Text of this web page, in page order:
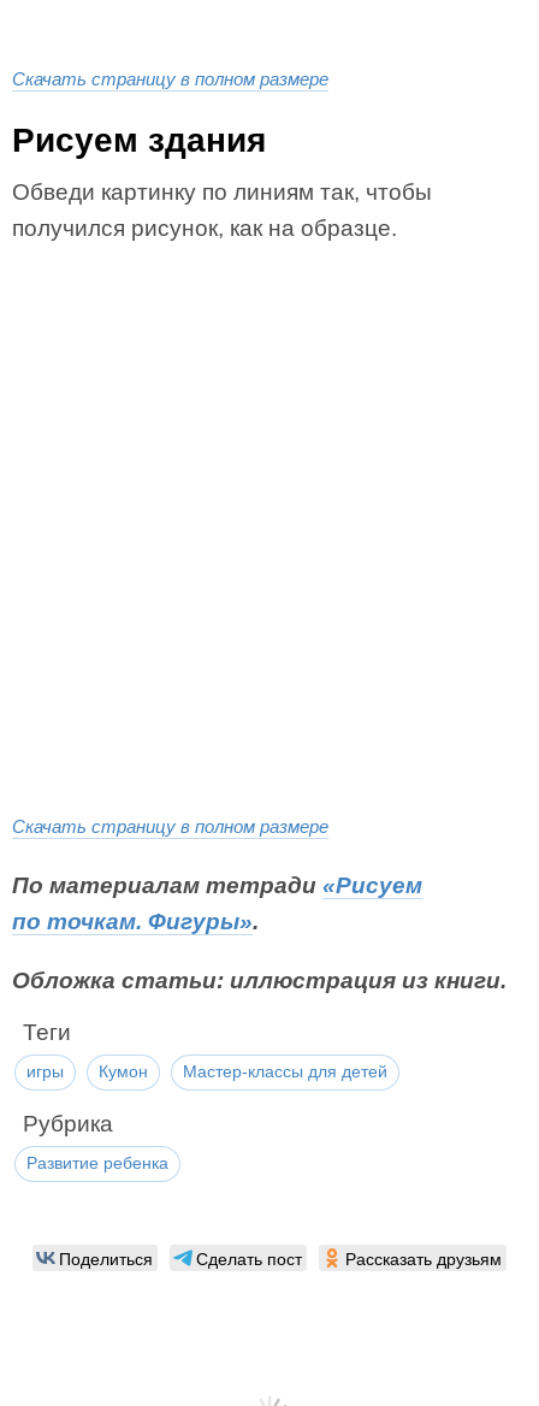
Скачать страницу в полном размере
Рисуем здания
Обведи картинку по линиям так, чтобы
получился рисунок, как на образце.
Скачать страницу в полном размере
По материалам тетради «Рисуем
по точкам. Фигуры».
Обложка статьи: иллюстрация из книги.
Теги
игры Кумон Мастер-классы для детей
Рубрика
Развитие ребенка
Поделиться Сделать пост Рассказать друзьям